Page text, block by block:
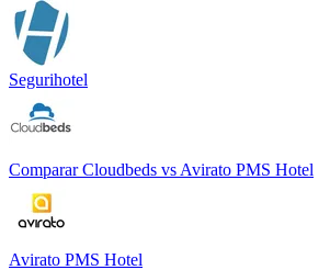
Segurihotel
Comparar Cloudbeds vs Avirato PMS Hotel
Avirato PMS Hotel